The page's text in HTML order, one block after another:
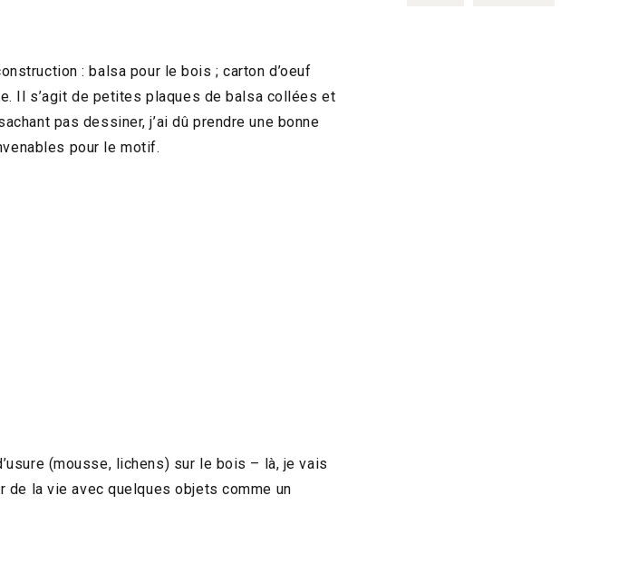
: balsa pour le bois ; carton d’oeuf
Il s’agit de petites plaques de balsa collées et
pas dessiner, j’ai dû prendre une bonne
pour le motif.
(mousse, lichens) sur le bois – là, je vais
de la vie avec quelques objets comme un